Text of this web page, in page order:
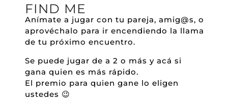
FIND ME
Anímate a jugar con tu pareja, amig@s, o
aprovéchalo para ir encendiendo la llama
de tu próximo encuentro.
Se puede jugar de a 2 o más y acá si
gana quien es más rápido.
El premio para quien gane lo eligen
ustedes 😉